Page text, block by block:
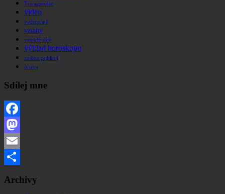
Transgender
video
vyčerpání
vztahy
vzteklý dítě
výklad horoskopu
změna pohlaví
únava
Sdílej mne
Facebook
Mastodon
Email
Archivy